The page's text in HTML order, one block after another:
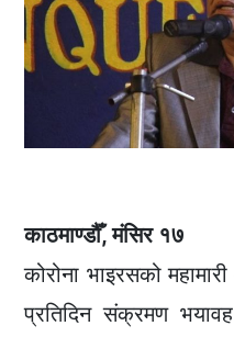
काठमाण्डौँ, मंसिर १७
कोरोना भाइरसको
प्रतिदिन संक्रमण